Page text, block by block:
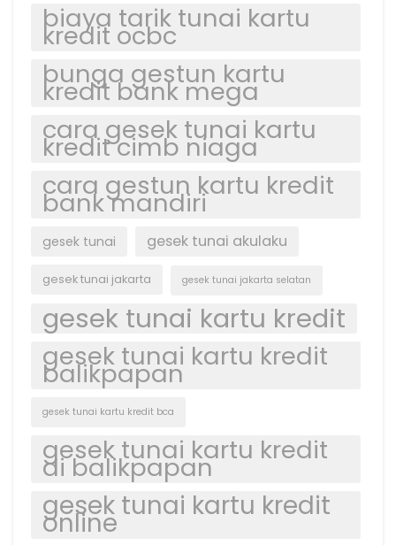
biaya tarik tunai kartu
kredit ocbc
bunga gestun kartu
kredit bank mega
cara gesek tunai kartu
kredit cimb niaga
cara gestun kartu kredit
bank mandiri
gesek tunai gesek tunai akulaku
gesek tunai jakarta gesek tunai jakarta selatan
gesek tunai kartu kredit
gesek tunai kartu kredit
balikpapan
gesek tunai kartu kredit bca
gesek tunai kartu kredit
di balikpapan
gesek tunai kartu kredit
online